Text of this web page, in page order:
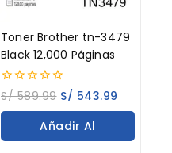
Toner Brother tn-3479
Black 12,000 Páginas
0
out
of
S/589.99 S/ 543.99
Añadir Al